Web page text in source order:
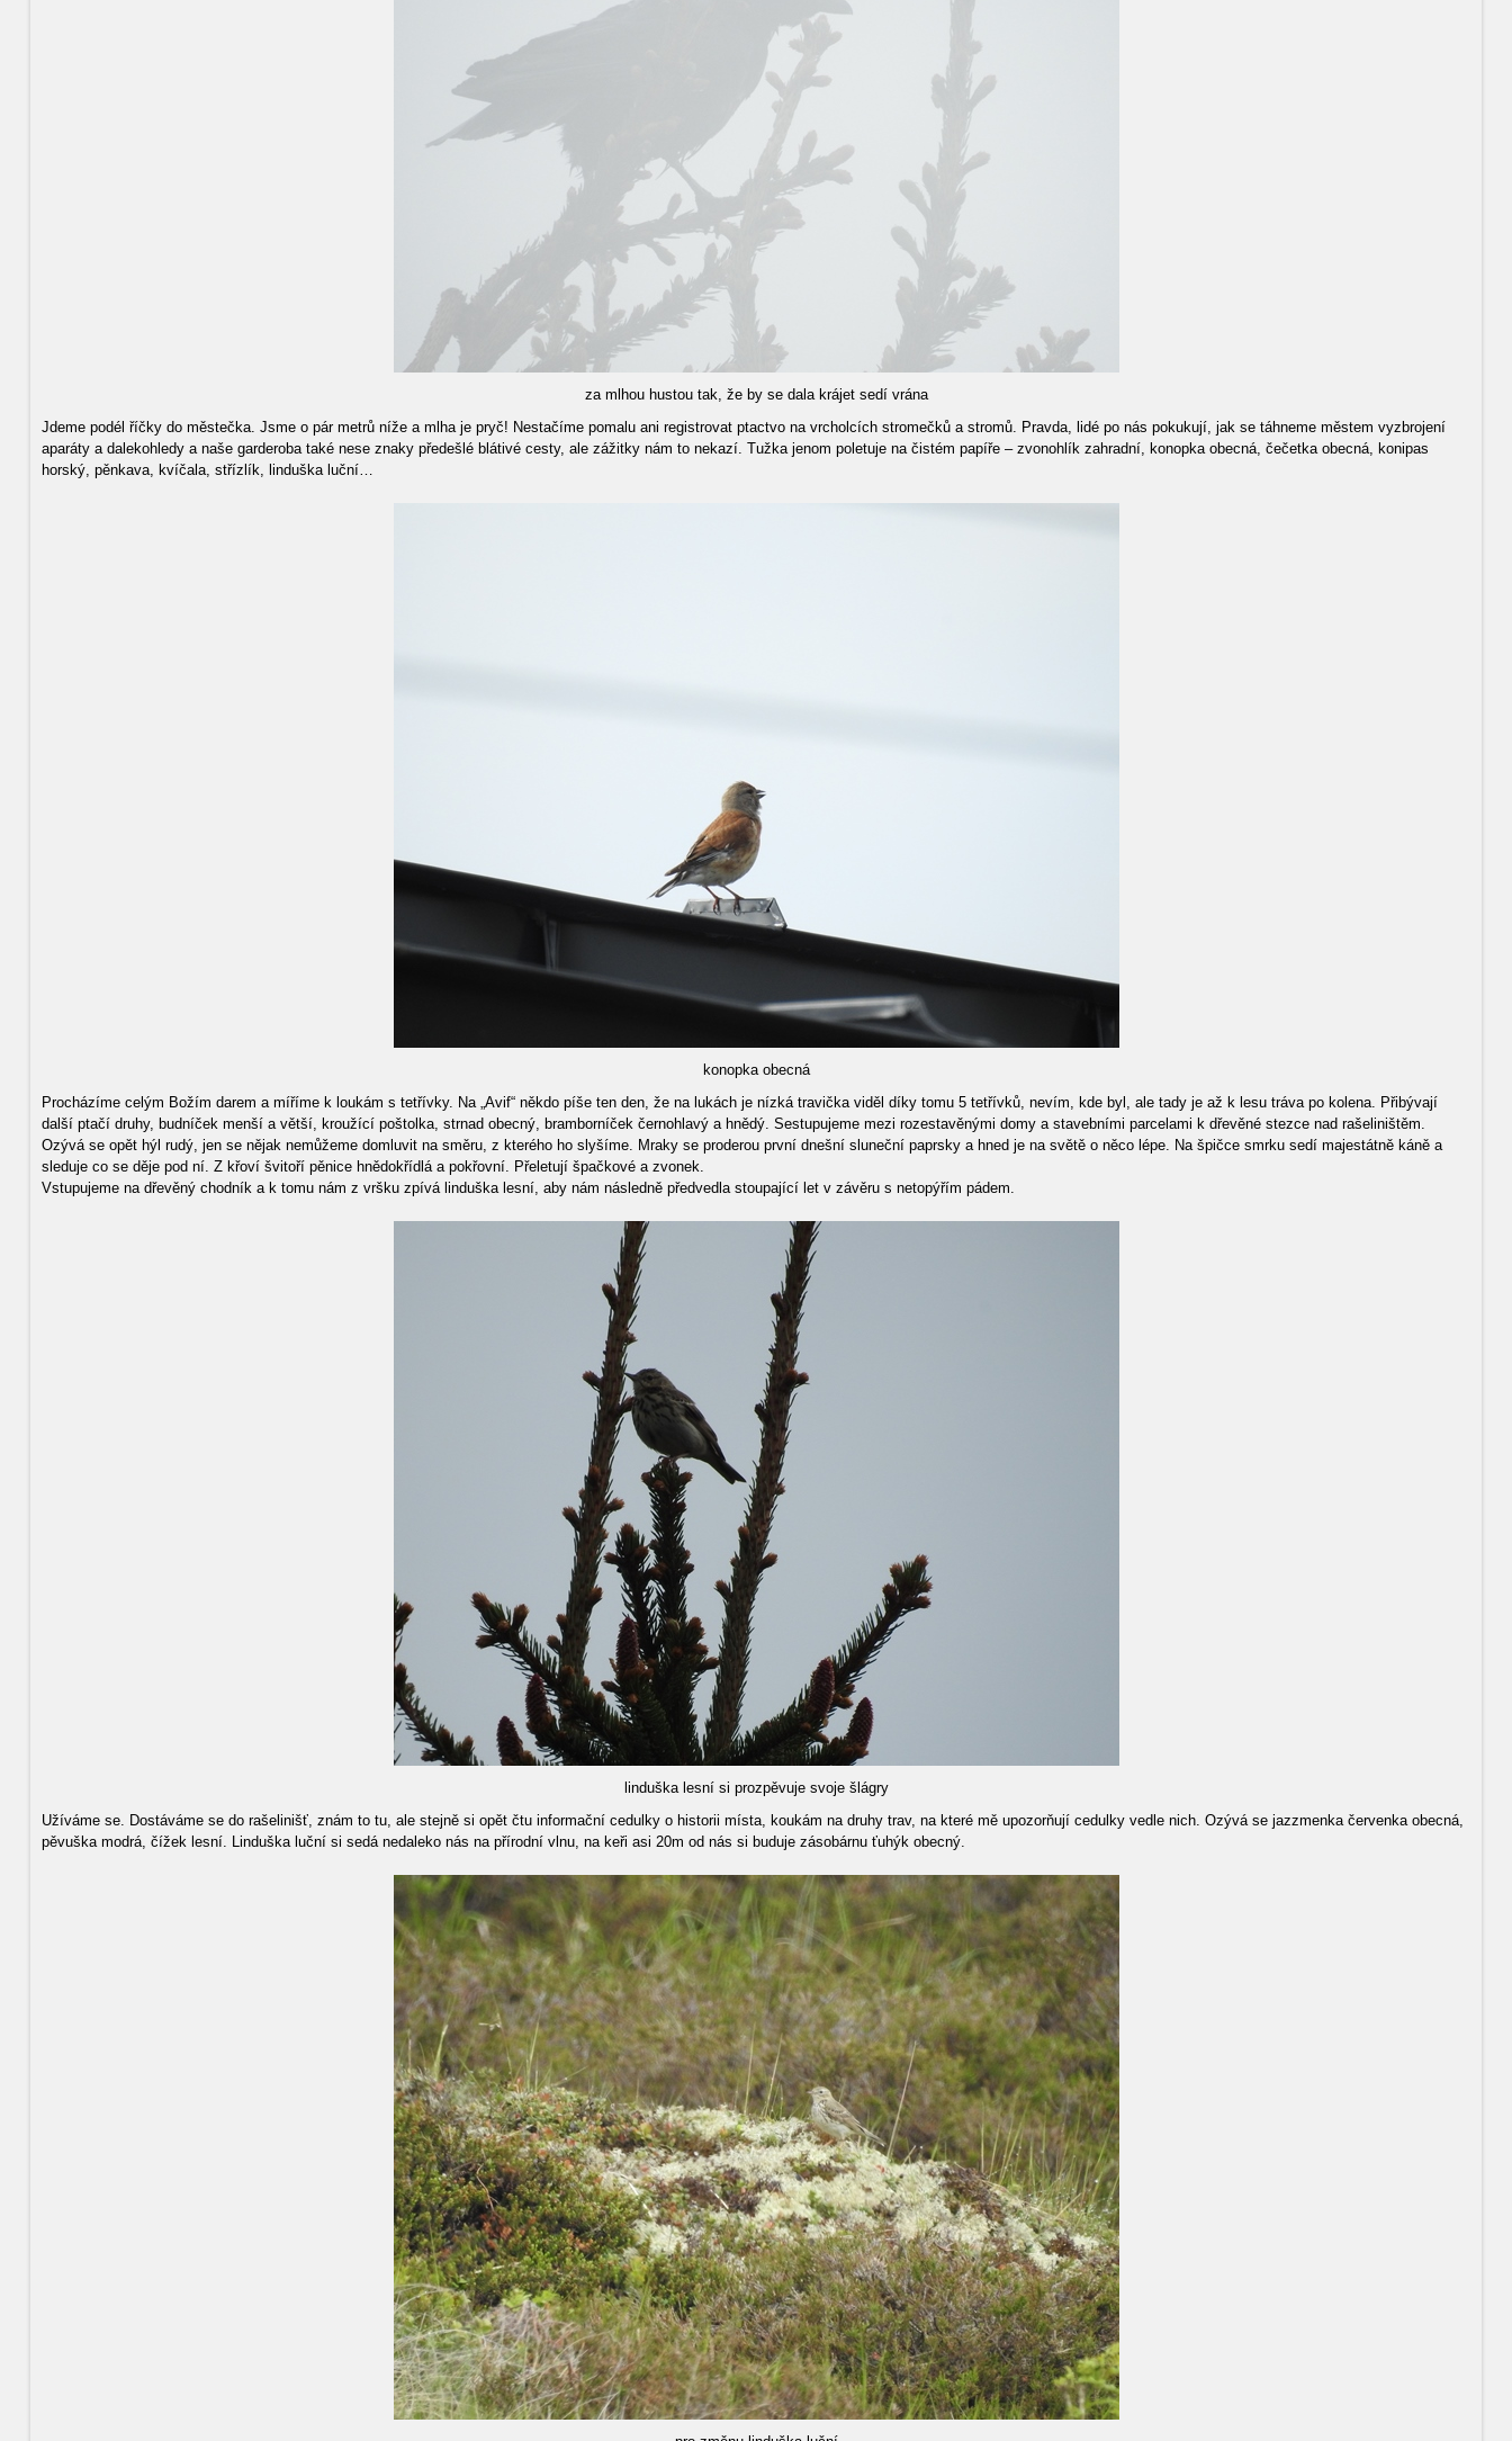
za mlhou hustou tak, že by se dala krájet sedí vrána
Jdeme podél říčky do městečka. Jsme o pár metrů níže a mlha je pryč! Nestačíme pomalu ani registrovat ptactvo na vrcholcích stromečků a stromů. Pravda, lidé po nás pokukují, jak se táhneme městem vyzbrojení
aparáty a dalekohledy a naše garderoba také nese znaky předešlé blátivé cesty, ale zážitky nám to nekazí. Tužka jenom poletuje na čistém papíře – zvonohlík zahradní, konopka obecná, čečetka obecná, konipas
horský, pěnkava, kvíčala, střízlík, linduška luční…
konopka obecná
Procházíme celým Božím darem a míříme k loukám s tetřívky. Na „Avif“ někdo píše ten den, že na lukách je nízká travička viděl díky tomu 5 tetřívků, nevím, kde byl, ale tady je až k lesu tráva po kolena. Přibývají
další ptačí druhy, budníček menší a větší, kroužící poštolka, strnad obecný, bramborníček černohlavý a hnědý. Sestupujeme mezi rozestavěnými domy a stavebními parcelami k dřevěné stezce nad rašeliništěm.
Ozývá se opět hýl rudý, jen se nějak nemůžeme domluvit na směru, z kterého ho slyšíme. Mraky se proderou první dnešní sluneční paprsky a hned je na světě o něco lépe. Na špičce smrku sedí majestátně káně a
sleduje co se děje pod ní. Z křoví švitoří pěnice hnědokřídlá a pokřovní. Přeletují špačkové a zvonek.
Vstupujeme na dřevěný chodník a k tomu nám z vršku zpívá linduška lesní, aby nám následně předvedla stoupající let v závěru s netopýřím pádem.
linduška lesní si prozpěvuje svoje šlágry
Užíváme se. Dostáváme se do rašelinišť, znám to tu, ale stejně si opět čtu informační cedulky o historii místa, koukám na druhy trav, na které mě upozorňují cedulky vedle nich. Ozývá se jazzmenka červenka obecná,
pěvuška modrá, čížek lesní. Linduška luční si sedá nedaleko nás na přírodní vlnu, na keři asi 20m od nás si buduje zásobárnu ťuhýk obecný.